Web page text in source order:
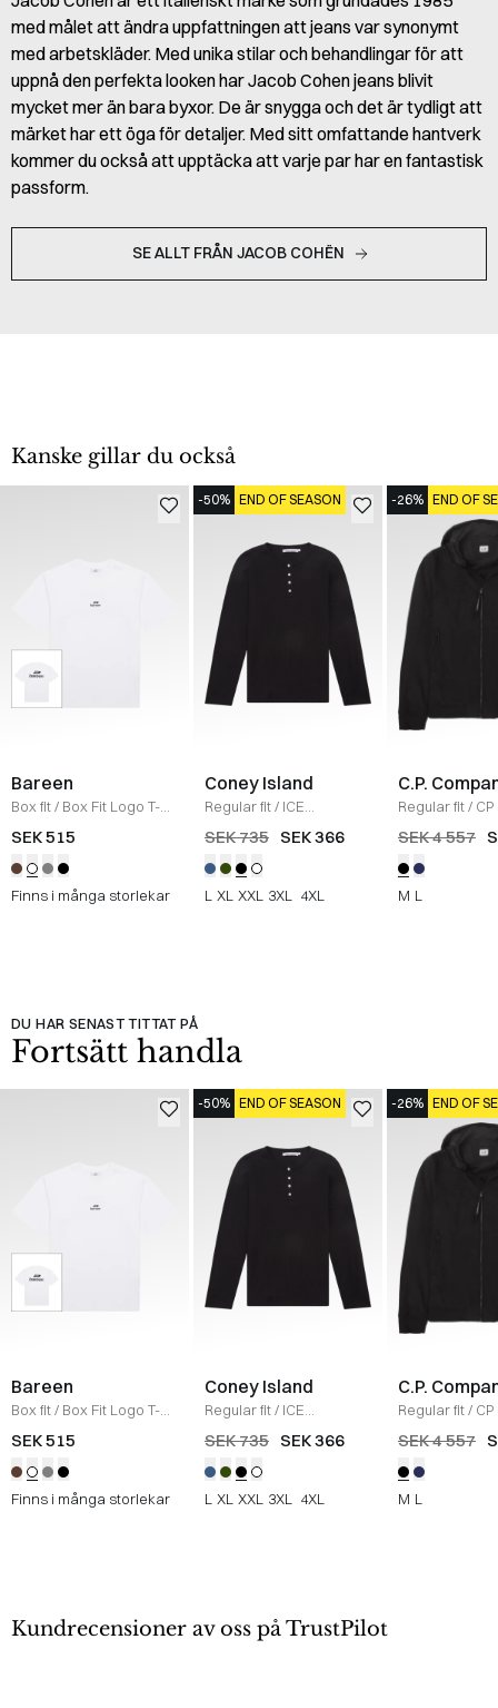
med målet att ändra uppfattningen att jeans var synonymt
med arbetskläder. Med unika stilar och behandlingar för att
uppnå den perfekta looken har Jacob Cohen jeans blivit
mycket mer än bara byxor. De är snygga och det är tydligt att
märket har ett öga för detaljer. Med sitt omfattande hantverk
kommer du också att upptäcka att varje par har en fantastisk
passform.
SE ALLT FRÅN JACOB COHËN
Kanske gillar du också
Bareen
Box fit/ Box Fit Logo T-
shirt /WHITE
SEK 515
Finns i många storlekar
-50% END OF SEASON
Coney Island
Regular fit/ ICE
Sweatshirt
/BLACK
SEK 735 SEK 366
L XL XXL 3XL 4XL
-26% END OF
C.P.
Regular fit/
Jacka /SORT
SEK 4 557
M L
DU HAR SENAST TITTAT PÅ
Fortsätt handla
Bareen
Box fit/ Box Fit Logo T-
shirt /WHITE
SEK 515
Finns i många storlekar
-50% END OF SEASON
Coney Island
Regular fit/ ICE
Sweatshirt
/BLACK
SEK 735 SEK 366
L XL XXL 3XL 4XL
-26% END OF
C.P.
Regular fit/
Jacka /SORT
SEK 4 557
M L
Kundrecensioner av oss på TrustPilot